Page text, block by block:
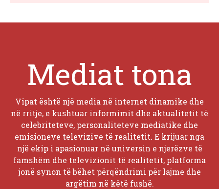
Mediat tona
Vipat është një media në internet dinamike dhe
në rritje, e kushtuar informimit dhe aktualitetit të
celebriteteve, personaliteteve mediatike dhe
emisioneve televizive të realitetit. E krijuar nga
një ekip i apasionuar në universin e njerëzve të
famshëm dhe televizionit të realitetit, platforma
jonë synon të bëhet përqëndrimi për lajme dhe
argëtim në këtë fushë.